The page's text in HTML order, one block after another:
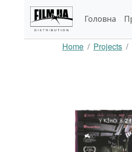
Головна
Home Projects